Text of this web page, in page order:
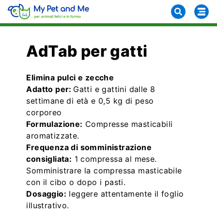
AdTab per gatti
Elimina pulci e zecche
Adatto per: Gatti e gattini dalle 8
settimane di età e 0,5 kg di peso
corporeo
Formulazione: Compresse masticabili
aromatizzate.
Frequenza di somministrazione
consigliata: 1 compressa al mese.
Somministrare la compressa masticabile
con il cibo o dopo i pasti.
Dosaggio: leggere attentamente il foglio
illustrativo.